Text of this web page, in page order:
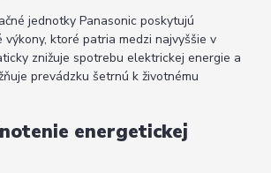
jednotky Panasonic poskytujú
výkony, ktoré patria medzi najvyššie v
znižuje spotrebu elektrickej energie a
prevádzku šetrnú k životnému
energetickej